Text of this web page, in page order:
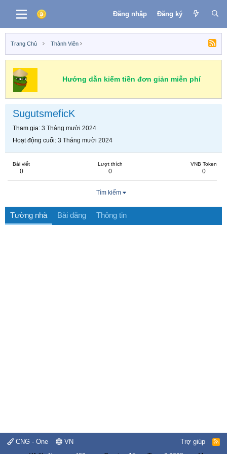
Đăng nhập Đăng ký
Trang Chủ Thành Viên
Hướng dẫn kiếm tiền đơn giản miễn phí
SugutsmeficK
Tham gia 3 Tháng mười 2024
Hoạt động cuối 3 Tháng mười 2024
Bài viết
0
Lượt thích
0
VNB Token
0
Tìm kiếm
Tường nhà Bài đăng Thông tin
CNG - One VN Trợ giúp
R